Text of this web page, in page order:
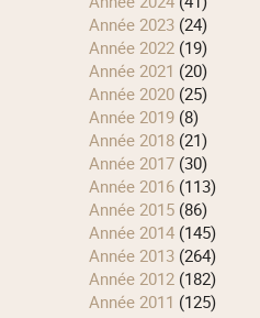
année 2023(24)
année 2022(19)
année 2021 (20)
année 2020(25)
année 2019(8)
année 2018(21)
année 2017(30)
année 2016(113)
année 2015(86)
année 2014(145)
année 2013(264)
année 2012(182)
année 2011 (125)